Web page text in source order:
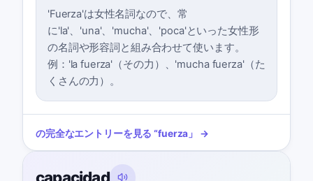
'Fuerza'は女性名詞なので、常
に'la'、'una'、'mucha'、'poca'といった女性形
の名詞や形容詞と組み合わせて使います。
例：'la fuerza'（その力）、'mucha fuerza'（た
くさんの力）。
の完全なエントリーを見る “fuerza 」 →
capacidad